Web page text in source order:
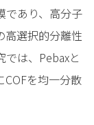
であり、高分子
高選択的分離性
は、Pebaxと
COFを均一分散